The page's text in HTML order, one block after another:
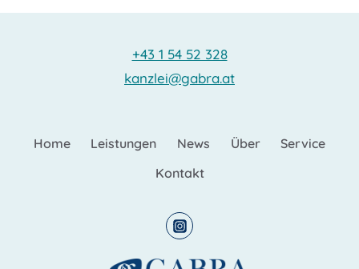
+43 1 54 52 328
kanzlei@gabra.at
Home Leistungen News Über
Service
Kontakt